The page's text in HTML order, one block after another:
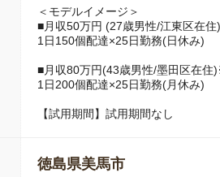
＜モデルイメージ＞
■月収50万円 (27歳男性/江東区在
1日150個配達×25日勤務(日休み)
■月収80万円(43歳男性/墨田区在
1日200個配達×25日勤務(月休み)
【試用期間】試用期間なし
徳島県美馬市